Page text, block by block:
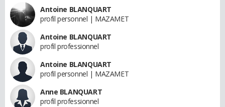
Antoine BLANQUART
profil personnel | MAZAMET
Antoine BLANQUART
profil professionnel
Antoine BLANQUART
profil personnel | MAZAMET
Anne BLANQUART
profil professionnel